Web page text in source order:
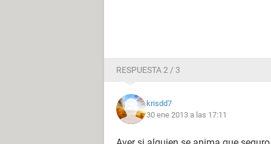
RESPUESTA 2 / 3
krisdd7
30 ene 2013 a las 17:11